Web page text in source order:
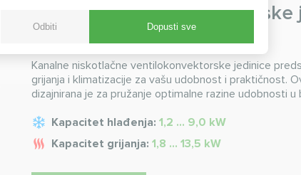
Kanalne
ESP-om serije MCFDS
Kanalne niskotlačne ventilokonvektorske jedinice
grijanja i klimatizacije za vašu udobnost i praktičnost.
dizajnirana je za pružanje optimalne razine udobnosti
Kapacitet hlađenja: 1,2 ... 9,0 kW
Kapacitet grijanja: 1,8 ... 13,5 kW
Odbiti Dopusti sve